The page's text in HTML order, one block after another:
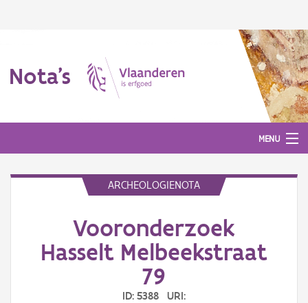
Nota's
MENU
ARCHEOLOGIENOTA
Vooronderzoek
Hasselt Melbeekstraat
79
ID: 5388 URI: